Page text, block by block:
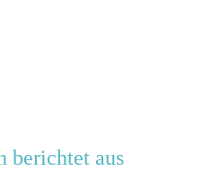
berichtet aus